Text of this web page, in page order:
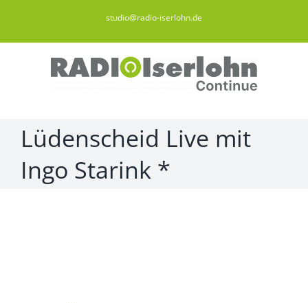
springen
studio@radio-iserlohn.de
Lüdenscheid Live mit
Ingo Starink *